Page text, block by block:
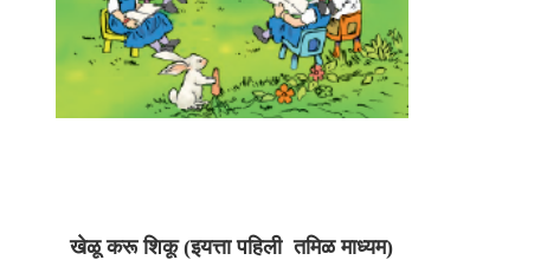
खेळू करू शिकू (इयत्ता पहिली तमिळ माध्यम)